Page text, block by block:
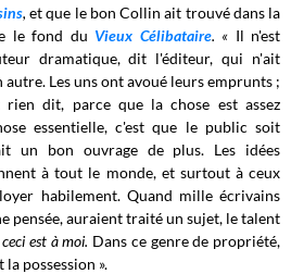
, et que le bon Collin ait trouvé dans la
le fond du Vieux Célibataire. « Il n'est
dramatique, dit l'éditeur, qui n'ait
Les uns ont avoué leurs emprunts ;
rien dit, parce que la chose est assez
essentielle, c'est que le public soit
un bon ouvrage de plus. Les idées
à tout le monde, et surtout à ceux
habilement. Quand mille écrivains
pensée, auraient traité un sujet, le talent
ceci est à moi. Dans ce genre de propriété,
possession ».